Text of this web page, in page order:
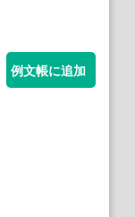
例文帳に追加